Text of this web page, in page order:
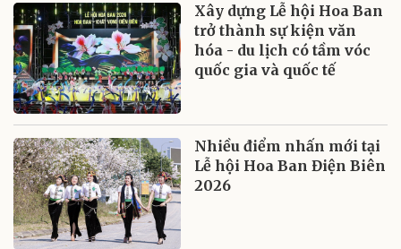
Xây dựng Lễ hội Hoa Ban
trở thành sự kiện văn
hóa - du lịch có tầm vóc
quốc gia và quốc tế
Nhiều điểm nhấn mới tại
Lễ hội Hoa Ban Điện Biên
2026